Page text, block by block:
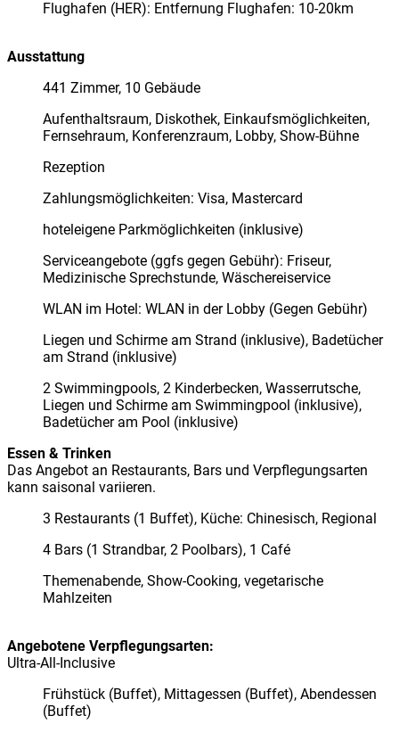
Flughafen (HER): Entfernung Flughafen: 10-20km
Ausstattung
441 Zimmer, 10 Gebäude
Aufenthaltsraum, Diskothek, Einkaufsmöglichkeiten,
Fernsehraum, Konferenzraum, Lobby, Show-Bühne
Rezeption
Zahlungsmöglichkeiten: Visa, Mastercard
hoteleigene Parkmöglichkeiten (inklusive)
Serviceangebote (ggfs gegen Gebühr): Friseur,
Medizinische Sprechstunde, Wäschereiservice
WLAN im Hotel: WLAN in der Lobby (Gegen Gebühr)
Liegen und Schirme am Strand (inklusive), Badetücher
am Strand (inklusive)
2 Swimmingpools, 2 Kinderbecken, Wasserrutsche,
Liegen und Schirme am Swimmingpool (inklusive),
Badetücher am Pool (inklusive)
Essen & Trinken
Das Angebot an Restaurants, Bars und Verpflegungsarten
kann saisonal variieren.
3 Restaurants (1 Buffet), Küche: Chinesisch, Regional
4 Bars (1 Strandbar, 2 Poolbars), 1 Café
Themenabende, Show-Cooking, vegetarische
Mahlzeiten
Angebotene Verpflegungsarten:
Ultra-All-Inclusive
Frühstück (Buffet), Mittagessen (Buffet), Abendessen
(Buffet)